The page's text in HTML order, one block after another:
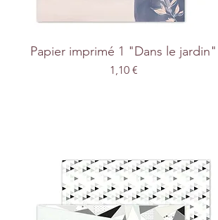
Papier imprimé 1 "Dans le jardin"
Prix
1,10 €